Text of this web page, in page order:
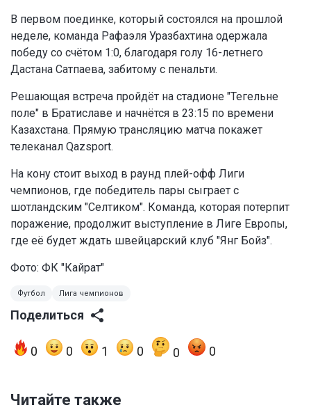
В первом поединке, который состоялся на прошлой
неделе, команда Рафаэля Уразбахтина одержала
победу со счётом 1:0, благодаря голу 16-летнего
Дастана Сатпаева, забитому с пенальти.
Решающая встреча пройдёт на стадионе "Тегельне
поле" в Братиславе и начнётся в 23:15 по времени
Казахстана. Прямую трансляцию матча покажет
телеканал Qazsport.
На кону стоит выход в раунд плей-офф Лиги
чемпионов, где победитель пары сыграет с
шотландским "Селтиком". Команда, которая потерпит
поражение, продолжит выступление в Лиге Европы,
где её будет ждать швейцарский клуб "Янг Бойз".
Фото: ФК "Кайрат"
Футбол Лига чемпионов
Поделиться
0 0 1 0 0 0
Читайте также